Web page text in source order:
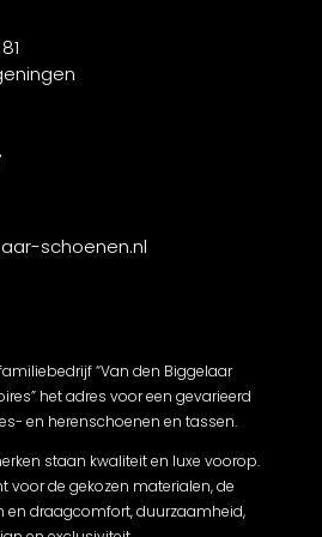
schoenen.nl
“Van den Biggelaar
het adres voor een gevarieerd
en herenschoenen en tassen.
staan kwaliteit en luxe voorop.
voor de gekozen materialen, de
en draagcomfort, duurzaamheid,